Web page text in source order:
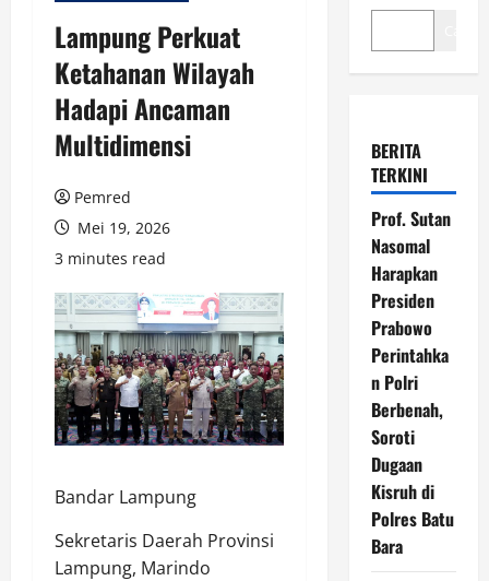
Lampung Perkuat
Ketahanan Wilayah
Hadapi Ancaman
Multidimensi
Pemred
Mei 19, 2026
3 minutes read
Bandar Lampung
Sekretaris Daerah Provinsi
Lampung, Marindo
BERITA
TERKINI
Prof. Sutan
Nasomal
Harapkan
Presiden
Prabowo
Perintahka
n Polri
Berbenah,
Soroti
Dugaan
Kisruh di
Polres Batu
Bara